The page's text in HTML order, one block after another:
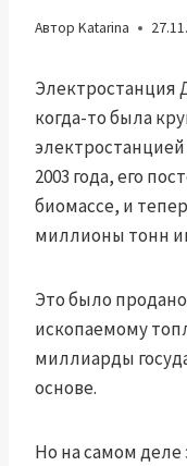
Автор Katarina
Электростанция
когда-то была
2003 года, его
биомассе, и
миллионы тонн
Это было
ископаемому
миллиарды
основе.
Но на самом деле